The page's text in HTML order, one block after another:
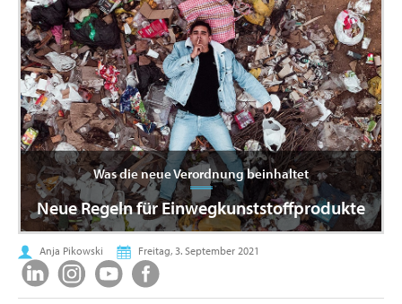
Was die neue Verordnung beinhaltet
Neue Regeln für Einwegkunststoffprodukte
Anja Pikowski Freitag, 3. September 2021